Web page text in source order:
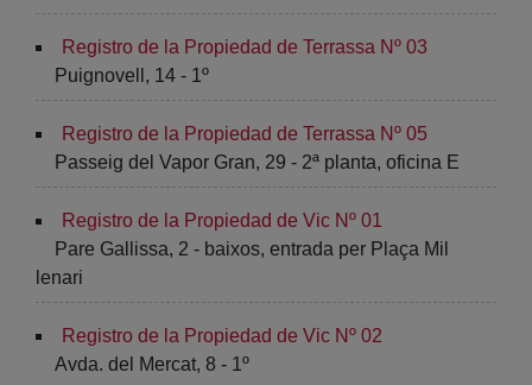
Registro de la Propiedad de Terrassa Nº 03
Puignovell, 14 - 1º
Registro de la Propiedad de Terrassa Nº 05
Passeig del Vapor Gran, 29 - 2ª planta, oficina E
Registro de la Propiedad de Vic Nº 01
Pare Gallissa, 2 - baixos, entrada per Plaça Mil
lenari
Registro de la Propiedad de Vic Nº 02
Avda. del Mercat, 8 - 1º